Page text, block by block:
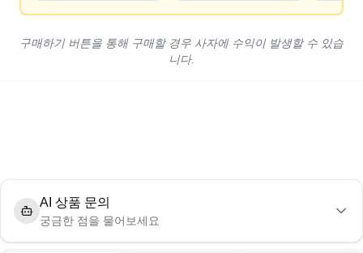
구매하기 버튼을 통해 구매할 경우 사자에 수익이 발생할 수 있습
니다.
AI 상품 문의
궁금한 점을 물어보세요